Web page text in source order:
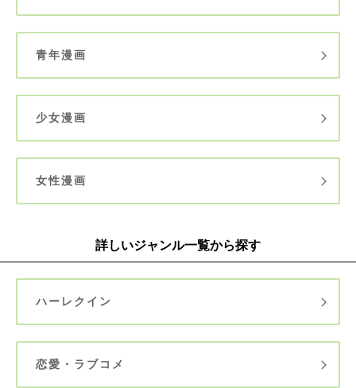
青年漫画
少女漫画
女性漫画
詳しいジャンル一覧から探す
ハーレクイン
恋愛・ラブコメ